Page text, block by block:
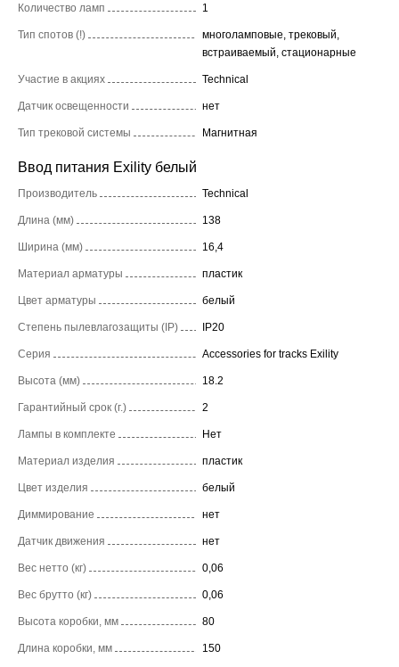
Количество ламп 1
Тип спотов (!)
многоламповые, трековый,
встраиваемый, стационарные
Участие в акциях Technical
Датчик освещенности нет
Тип трековой системы Магнитная
Ввод питания Exility белый
Производитель Technical
Длина (мм) 138
Ширина (мм) 16,4
Материал арматуры пластик
Цвет арматуры белый
Степень пылевлагозащиты (IP) IP20
Серия Accessories for tracks Exility
Высота (мм) 18.2
Гарантийный срок (г.) 2
Лампы в комплекте Нет
Материал изделия пластик
Цвет изделия белый
Диммирование нет
Датчик движения нет
Вес нетто (кг) 0,06
Вес брутто (кг) 0,06
Высота коробки, мм 80
Длина коробки, мм 150